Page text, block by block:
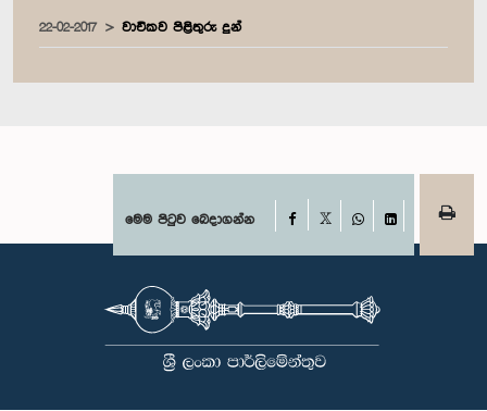
22-02-2017 වාචිකව පිළිතුරු දුන්
මෙම පිටුව බෙදාගන්න Facebook
WhatsAppLinkedIn